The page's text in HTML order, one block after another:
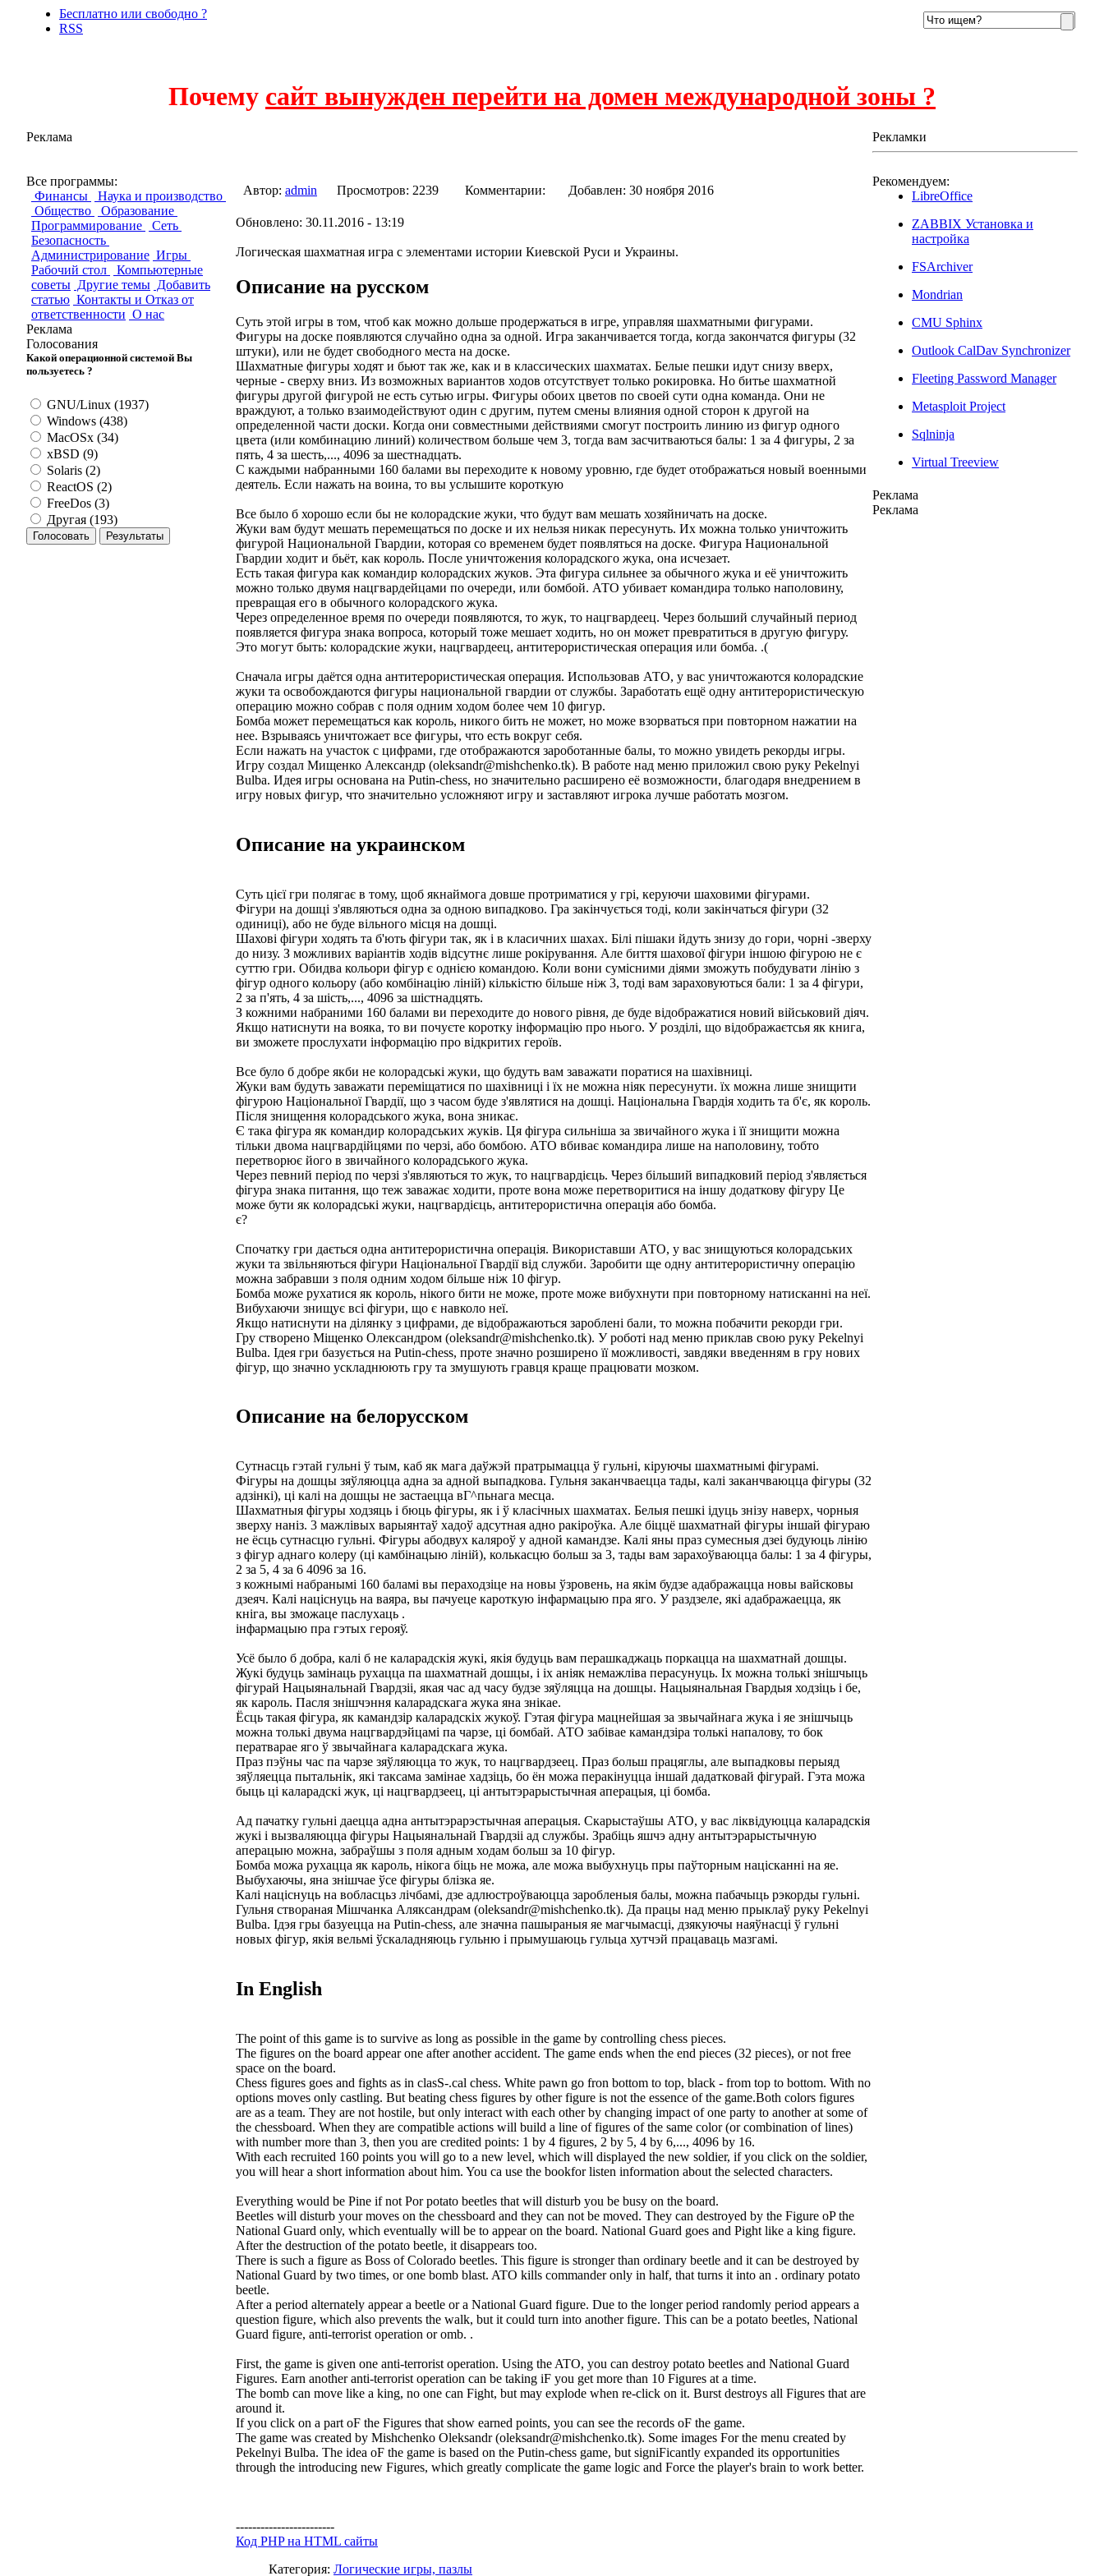
Бесплатно или свободно ?
RSS
Почему сайт вынужден перейти на домен международной зоны ?
Реклама
Все программы:
Финансы
Наука и производство
Общество
Образование
Программирование
Сеть
Безопасность
Администрирование Игры
Рабочий стол
Компьютерные
советы Другие темы Добавить
статью Контакты и Отказ от
ответственности О нас
Реклама
Голосования
Какой операционной системой Вы
пользуетесь ?
GNU/Linux (1937)
Windows (438)
MacOSx (34)
xBSD (9)
Solaris (2)
ReactOS (2)
FreeDos (3)
Другая (193)
Автор: admin Просмотров: 2239 Комментарии: Добавлен: 30 ноября 2016
Обновлено: 30.11.2016 - 13:19
Логическая шахматная игра с элементами истории Киевской Руси и Украины.
Описание на русском
Суть этой игры в том, чтоб как можно дольше продержаться в игре, управляя шахматными фигурами.
Фигуры на доске появляются случайно одна за одной. Игра заканчивается тогда, когда закончатся фигуры (32
штуки), или не будет свободного места на доске.
Шахматные фигуры ходят и бьют так же, как и в классических шахматах. Белые пешки идут снизу вверх,
черные - сверху вниз. Из возможных вариантов ходов отсутствует только рокировка. Но битье шахматной
фигуры другой фигурой не есть сутью игры. Фигуры обоих цветов по своей сути одна команда. Они не
враждуют, а только взаимодействуют один с другим, путем смены влияния одной сторон к другой на
определенной части доски. Когда они совместными действиями смогут построить линию из фигур одного
цвета (или комбинацию линий) количеством больше чем 3, тогда вам засчитваються балы: 1 за 4 фигуры, 2 за
пять, 4 за шесть,..., 4096 за шестнадцать.
С каждыми набранными 160 балами вы переходите к новому уровню, где будет отображаться новый военными
деятель. Если нажать на воина, то вы услышите короткую
Все было б хорошо если бы не колорадские жуки, что будут вам мешать хозяйничать на доске.
Жуки вам будут мешать перемещаться по доске и их нельзя никак пересунуть. Их можна только уничтожить
фигурой Национальной Гвардии, которая со временем будет появляться на доске. Фигура Национальной
Гвардии ходит и бьёт, как король. После уничтожения колорадского жука, она исчезает.
Есть такая фигура как командир колорадских жуков. Эта фигура сильнее за обычного жука и её уничтожить
можно только двумя нацгвардейцами по очереди, или бомбой. АТО убивает командира только наполовину,
превращая его в обычного колорадского жука.
Через определенное время по очереди появляются, то жук, то нацгвардеец. Через больший случайный период
появляется фигура знака вопроса, который тоже мешает ходить, но он может превратиться в другую фигуру.
Это могут быть: колорадские жуки, нацгвардеец, антитерористическая операция или бомба. .(
Сначала игры даётся одна антитерористическая операция. Использовав АТО, у вас уничтожаются колорадские
жуки та освобождаются фигуры национальной гвардии от службы. Заработать ещё одну антитерористическую
операцию можно собрав с поля одним ходом более чем 10 фигур.
Бомба может перемещаться как король, никого бить не может, но може взорваться при повторном нажатии на
нее. Взрываясь уничтожает все фигуры, что есть вокруг себя.
Если нажать на участок с цифрами, где отображаются зароботанные балы, то можно увидеть рекорды игры.
Игру создал Мищенко Александр (oleksandr@mishchenko.tk). В работе над меню приложил свою руку Pekelnyi
Bulba. Идея игры основана на Putin-chess, но значительно расширено её возможности, благодаря внедрением в
игру новых фигур, что значительно усложняют игру и заставляют игрока лучше работать мозгом.
Описание на украинском
Суть цієї гри полягає в тому, щоб якнаймога довше протриматися у грі, керуючи шаховими фігурами.
Фігури на дошці з'являються одна за одною випадково. Гра закінчується тоді, коли закінчаться фігури (32
одиниці), або не буде вільного місця на дошці.
Шахові фігури ходять та б'ють фігури так, як і в класичних шахах. Білі пішаки йдуть знизу до гори, чорні -зверху
до низу. З можливих варіантів ходів відсутнє лише рокірування. Але биття шахової фігури іншою фігурою не є
суттю гри. Обидва кольори фігур є однією командою. Коли вони сумісними діями зможуть побудувати лінію з
фігур одного кольору (або комбінацію ліній) кількістю більше ніж 3, тоді вам зараховуються бали: 1 за 4 фігури,
2 за п'ять, 4 за шість,..., 4096 за шістнадцять.
З кожними набраними 160 балами ви переходите до нового рівня, де буде відображатися новий військовий діяч.
Якщо натиснути на вояка, то ви почуєте коротку інформацію про нього. У розділі, що відображаєтсья як книга,
ви зможете прослухати інформацію про відкритих героїв.
Все було б добре якби не колорадські жуки, що будуть вам заважати поратися на шахівниці.
Жуки вам будуть заважати переміщатися по шахівниці і їх не можна ніяк пересунути. їх можна лише знищити
фігурою Національної Гвардії, що з часом буде з'являтися на дошці. Національна Гвардія ходить та б'є, як король.
Після знищення колорадського жука, вона зникає.
Є така фігура як командир колорадських жуків. Ця фігура сильніша за звичайного жука і її знищити можна
тільки двома нацгвардійцями по черзі, або бомбою. АТО вбиває командира лише на наполовину, тобто
перетворює його в звичайного колорадського жука.
Через певний період по черзі з'являються то жук, то нацгвардієць. Через більший випадковий період з'являється
фігура знака питання, що теж заважає ходити, проте вона може перетворитися на іншу додаткову фігуру Це
може бути як колорадські жуки, нацгвардієць, антитерористична операція або бомба.
є?
Спочатку гри дається одна антитерористична операція. Використавши АТО, у вас знищуються колорадських
жуки та звільняються фігури Національної Гвардії від служби. Заробити ще одну антитерористичну операцію
можна забравши з поля одним ходом більше ніж 10 фігур.
Бомба може рухатися як король, нікого бити не може, проте може вибухнути при повторному натисканні на неї.
Вибухаючи знищує всі фігури, що є навколо неї.
Якщо натиснути на ділянку з цифрами, де відображаються зароблені бали, то можна побачити рекорди гри.
Гру створено Міщенко Олександром (oleksandr@mishchenko.tk). У роботі над меню приклав свою руку Pekelnyi
Bulba. Ідея гри базується на Putin-chess, проте значно розширено її можливості, завдяки введенням в гру нових
фігур, що значно ускладнюють гру та змушують гравця краще працювати мозком.
Описание на белорусском
Сутнасць гэтай гульні ў тым, каб як мага даўжэй пратрымацца ў гульні, кіруючы шахматнымі фігурамі.
Фігуры на дошцы зяўляюцца адна за адной выпадкова. Гульня заканчваецца тады, калі заканчваюцца фігуры (32
адзінкі), ці калі на дошцы не застаецца вГ^пьнага месца.
Шахматныя фігуры ходзяць і бюць фігуры, як і ў класічных шахматах. Белыя пешкі ідуць знізу наверх, чорныя
зверху наніз. 3 мажлівых варыянтаў хадоў адсутная адно ракіроўка. Але біццё шахматнай фігуры іншай фігураю
не ёсць сутнасцю гульні. Фігуры абодвух каляроў у адной камандзе. Калі яны праз сумесныя дзеі будуюць лінію
з фігур аднаго колеру (ці камбінацыю ліній), колькасцю больш за 3, тады вам зарахоўваюцца балы: 1 за 4 фігуры,
2 за 5, 4 за 6 4096 за 16.
з кожнымі набранымі 160 баламі вы пераходзіце на новы ўзровень, на якім будзе адабражацца новы вайсковы
дзеяч. Калі націснуць на ваяра, вы пачуеце кароткую інфармацыю пра яго. У раздзеле, які адабражаецца, як
кніга, вы зможаце паслухаць .
інфармацыю пра гэтых герояў.
Усё было б добра, калі б не каларадскія жукі, якія будуць вам перашкаджаць поркацца на шахматнай дошцы.
Жукі будуць замінаць рухацца па шахматнай дошцы, і іх аніяк немажліва перасунуць. Іх можна толькі знішчыць
фігурай Нацыянальнай Гвардзіі, якая час ад часу будзе зяўляцца на дошцы. Нацыянальная Гвардыя ходзіць і бе,
як кароль. Пасля знішчэння каларадскага жука яна знікае.
Ёсць такая фігура, як камандзір каларадскіх жукоў. Гэтая фігура мацнейшая за звычайнага жука і яе знішчыць
можна толькі двума нацгвардэйцамі па чарзе, ці бомбай. АТО забівае камандзіра толькі напалову, то бок
ператварае яго ў звычайнага каларадскага жука.
Праз пэўны час па чарзе зяўляюцца то жук, то нацгвардзеец. Праз больш працяглы, але выпадковы перыяд
зяўляецца пытальнік, які таксама замінае хадзіць, бо ён можа перакінуцца іншай дадатковай фігурай. Гэта можа
быць ці каларадскі жук, ці нацгвардзеец, ці антытэрарыстычная аперацыя, ці бомба.
Ад пачатку гульні даецца адна антытэрарэстычная аперацыя. Скарыстаўшы АТО, у вас ліквідуюцца каларадскія
жукі і вызваляюцца фігуры Нацыянальнай Гвардзіі ад службы. Зрабіць яшчэ адну антытэрарыстычную
аперацыю можна, забраўшы з поля адным ходам больш за 10 фігур.
Бомба можа рухацца як кароль, нікога біць не можа, але можа выбухнуць пры паўторным націсканні на яе.
Выбухаючы, яна знішчае ўсе фігуры блізка яе.
Калі націснуць на вобласцьз лічбамі, дзе адлюстроўваюцца заробленыя балы, можна пабачыць рэкорды гульні.
Гульня створаная Мішчанка Аляксандрам (oleksandr@mishchenko.tk). Да працы над меню прыклаў руку Pekelnyi
Bulba. Ідэя гры базуецца на Putin-chess, але значна пашыраныя яе магчымасці, дзякуючы наяўнасці ў гульні
новых фігур, якія вельмі ўскаладняюць гульню і прымушаюць гульца хутчэй працаваць мазгамі.
In English
The point of this game is to survive as long as possible in the game by controlling chess pieces.
The figures on the board appear one after another accident. The game ends when the end pieces (32 pieces), or not free
space on the board.
Chess figures goes and fights as in clasS-.cal chess. White pawn go fron bottom to top, black - from top to bottom. With no
options moves only castling. But beating chess figures by other figure is not the essence of the game.Both colors figures
are as a team. They are not hostile, but only interact with each other by changing impact of one party to another at some of
the chessboard. When they are compatible actions will build a line of figures of the same color (or combination of lines)
with number more than 3, then you are credited points: 1 by 4 figures, 2 by 5, 4 by 6,..., 4096 by 16.
With each recruited 160 points you will go to a new level, which will displayed the new soldier, if you click on the soldier,
you will hear a short information about him. You ca use the bookfor listen information about the selected characters.
Everything would be Pine if not Por potato beetles that will disturb you be busy on the board.
Beetles will disturb your moves on the chessboard and they can not be moved. They can destroyed by the Figure oP the
National Guard only, which eventually will be to appear on the board. National Guard goes and Pight like a king figure.
After the destruction of the potato beetle, it disappears too.
There is such a figure as Boss of Colorado beetles. This figure is stronger than ordinary beetle and it can be destroyed by
National Guard by two times, or one bomb blast. ATO kills commander only in half, that turns it into an . ordinary potato
beetle.
After a period alternately appear a beetle or a National Guard figure. Due to the longer period randomly period appears a
question figure, which also prevents the walk, but it could turn into another figure. This can be a potato beetles, National
Guard figure, anti-terrorist operation or omb. .
First, the game is given one anti-terrorist operation. Using the ATO, you can destroy potato beetles and National Guard
Figures. Earn another anti-terrorist operation can be taking iF you get more than 10 Figures at a time.
The bomb can move like a king, no one can Fight, but may explode when re-click on it. Burst destroys all Figures that are
around it.
If you click on a part oF the Figures that show earned points, you can see the records oF the game.
The game was created by Mishchenko Oleksandr (oleksandr@mishchenko.tk). Some images For the menu created by
Pekelnyi Bulba. The idea oF the game is based on the Putin-chess game, but signiFicantly expanded its opportunities
through the introducing new Figures, which greatly complicate the game logic and Force the player's brain to work better.
------------------------
Код PHP на HTML сайты
Категория: Логические игры, пазлы
Рекламки
Рекомендуем:
LibreOffice
ZABBIX Установка и
настройка
FSArchiver
Mondrian
CMU Sphinx
Outlook CalDav Synchronizer
Fleeting Password Manager
Metasploit Project
Sqlninja
Virtual Treeview
Реклама
Реклама